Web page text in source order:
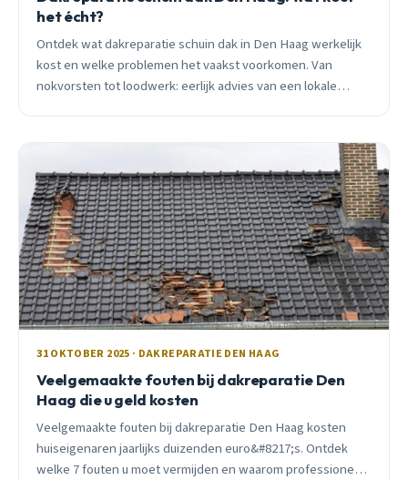
het écht?
Ontdek wat dakreparatie schuin dak in Den Haag werkelijk
kost en welke problemen het vaakst voorkomen. Van
nokvorsten tot loodwerk: eerlijk advies van een lokale
31 OKTOBER 2025 · DAKREPARATIE DEN HAAG
Veelgemaakte fouten bij dakreparatie Den
Haag die u geld kosten
Veelgemaakte fouten bij dakreparatie Den Haag kosten
huiseigenaren jaarlijks duizenden euro&#8217;s. Ontdek
welke 7 fouten u moet vermijden en waarom professioneel